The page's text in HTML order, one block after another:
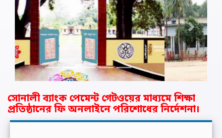
Previous Next
সোনালী ব্যাংক পেমেন্ট গেটওয়ের মাধ্যমে শিক্ষা
প্রতিষ্ঠানের ফি অনলাইনে পরিশোধের নির্দেশনা।